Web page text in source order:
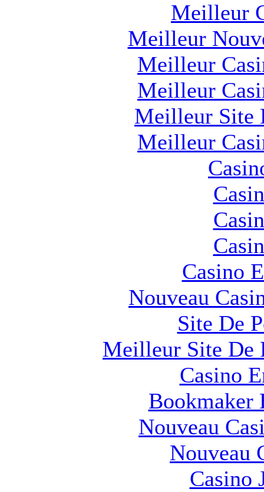
Meilleur
Meilleur
Meilleur
Meilleur
Meilleur Site
Meilleur
Casino
Nouveau
Site De
Meilleur Site De
Casino
Bookmaker
Nouveau
Nouveau
Casino